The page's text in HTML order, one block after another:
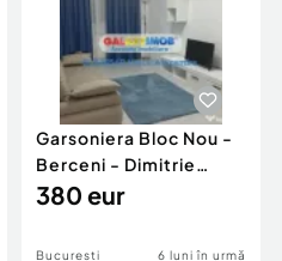
profesionale
Garsoniera Bloc Nou -
Berceni - Dimitrie
Leonida
380 eur
Bucuresti 6 luni în urmă